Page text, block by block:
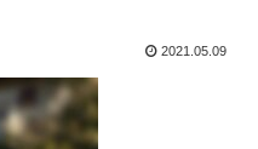
2021.05.09